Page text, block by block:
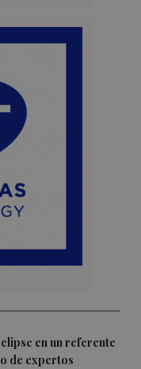
en un referente
de expertos